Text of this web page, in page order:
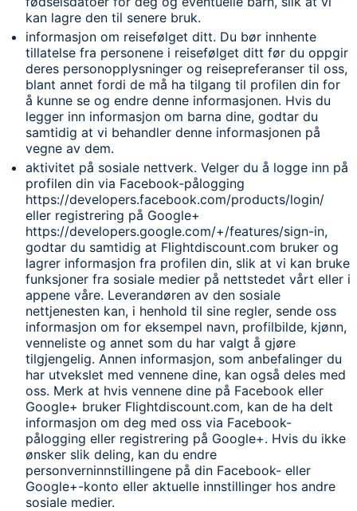
kan lagre den til senere bruk.
informasjon om reisefølget ditt. Du bør innhente
tillatelse fra personene i reisefølget ditt før du oppgir
deres personopplysninger og reisepreferanser til oss,
blant annet fordi de må ha tilgang til profilen din for
å kunne se og endre denne informasjonen. Hvis du
legger inn informasjon om barna dine, godtar du
samtidig at vi behandler denne informasjonen på
vegne av dem.
aktivitet på sosiale nettverk. Velger du å logge inn på
profilen din via Facebook-pålogging
https://developers.facebook.com/products/login/
eller registrering på Google+
https://developers.google.com/+/features/sign-in,
godtar du samtidig at Flightdiscount.com bruker og
lagrer informasjon fra profilen din, slik at vi kan bruke
funksjoner fra sosiale medier på nettstedet vårt eller i
appene våre. Leverandøren av den sosiale
nettjenesten kan, i henhold til sine regler, sende oss
informasjon om for eksempel navn, profilbilde, kjønn,
venneliste og annet som du har valgt å gjøre
tilgjengelig. Annen informasjon, som anbefalinger du
har utvekslet med vennene dine, kan også deles med
oss. Merk at hvis vennene dine på Facebook eller
Google+ bruker Flightdiscount.com, kan de ha delt
informasjon om deg med oss via Facebook-
pålogging eller registrering på Google+. Hvis du ikke
ønsker slik deling, kan du endre
personverninnstillingene på din Facebook- eller
Google+-konto eller aktuelle innstillinger hos andre
sosiale medier.